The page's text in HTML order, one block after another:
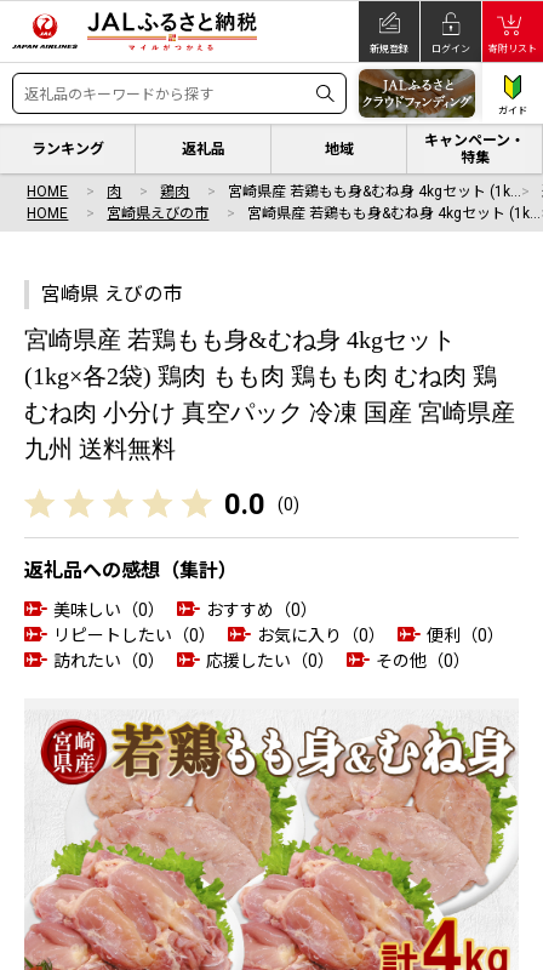
新規登録 ログイン 寄附リスト
ガイド
ランキング 返礼品 地域
キャンペーン・
特集
HOME 肉 鶏肉 宮崎県産 若鶏もも身&むね身 4kgセット (1k…
HOME
宮崎県えびの市 宮崎県産 若鶏もも身&むね身 4kgセット (1k…
宮崎県 えびの市
宮崎県産 若鶏もも身&むね身 4kgセット
(1kg×各2袋) 鶏肉 もも肉 鶏もも肉 むね肉 鶏
むね肉 小分け 真空パック 冷凍 国産 宮崎県産
九州 送料無料
0.0 (0)
返礼品への感想（集計）
美味しい（0）
おすすめ（0）
リピートしたい（0）
お気に入り（0）
便利（0）
訪れたい（0）
応援したい（0） その他（0）